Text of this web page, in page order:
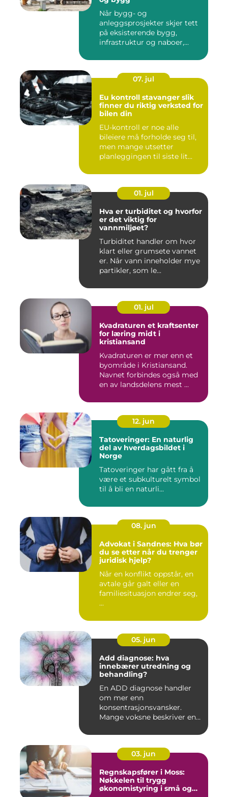
Når bygg- og
anleggsprosjekter skjer tett
på eksisterende bygg,
infrastruktur og naboer,...
07. jul
Eu kontroll stavanger slik
finner du riktig verksted for
bilen din
EU-kontroll er noe alle
bileiere må forholde seg til,
men mange utsetter
planleggingen til siste lit...
01. jul
Hva er turbiditet og hvorfor
er det viktig for
vannmiljøet?
Turbiditet handler om hvor
klart eller grumsete vannet
er. Når vann inneholder mye
partikler, som le...
01. jul
Kvadraturen et kraftsenter
for læring midt i
kristiansand
Kvadraturen er mer enn et
byområde i Kristiansand.
Navnet forbindes også med
en av landsdelens mest ...
12. jun
Tatoveringer: En naturlig
del av hverdagsbildet i
Norge
Tatoveringer har gått fra å
være et subkulturelt symbol
til å bli en naturli...
08. jun
Advokat i Sandnes: Hva bør
du se etter når du trenger
juridisk hjelp?
Når en konflikt oppstår, en
avtale går galt eller en
familiesituasjon endrer seg,
...
05. jun
Add diagnose: hva
innebærer utredning og
behandling?
En ADD diagnose handler
om mer enn
konsentrasjonsvansker.
Mange voksne beskriver en
03. jun
Regnskapsfører i Moss:
Nøkkelen til trygg
økonomistyring i små og